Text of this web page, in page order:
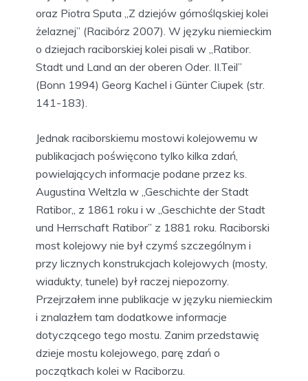
oraz Piotra Sputa „Z dziejów górnośląskiej kolei
żelaznej” (Racibórz 2007). W języku niemieckim
o dziejach raciborskiej kolei pisali w „Ratibor.
Stadt und Land an der oberen Oder. II.Teil”
(Bonn 1994) Georg Kachel i Günter Ciupek (str.
141-183).
Jednak raciborskiemu mostowi kolejowemu w
publikacjach poświęcono tylko kilka zdań,
powielających informacje podane przez ks.
Augustina Weltzla w „Geschichte der Stadt
Ratibor„ z 1861 roku i w „Geschichte der Stadt
und Herrschaft Ratibor” z 1881 roku. Raciborski
most kolejowy nie był czymś szczególnym i
przy licznych konstrukcjach kolejowych (mosty,
wiadukty, tunele) był raczej niepozorny.
Przejrzałem inne publikacje w języku niemieckim
i znalazłem tam dodatkowe informacje
dotyczącego tego mostu. Zanim przedstawię
dzieje mostu kolejowego, parę zdań o
początkach kolei w Raciborzu.